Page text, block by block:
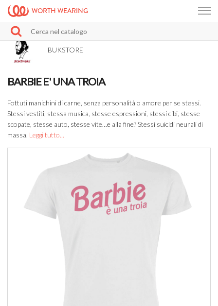
WORTH WEARING
BUKSTORE
BARBIE E' UNA TROIA
Fottuti manichini di carne, senza personalità o amore per se stessi.
Stessi vestiti, stessa musica, stesse espressioni, stessi cibi, stesse
scopate, stesse auto, stesse vite…e alla fine? Stessi suicidi neurali di
massa. Leggi tutto...